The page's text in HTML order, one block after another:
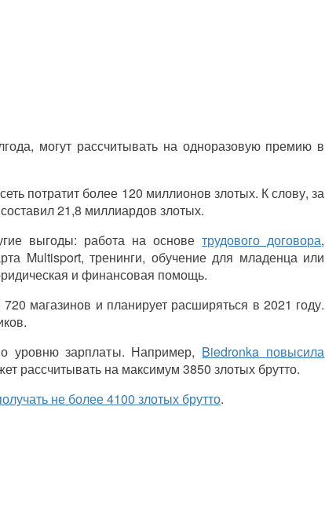
могут рассчитывать на одноразовую премию в
потратит более 120 миллионов злотых. К слову, за
составил 21,8 миллиардов злотых.
выгоды: работа на основетрудового договора,
Multisport, тренинги, обучение для младенца или
и финансовая помощь.
магазинов и планирует расширяться в 2021 году.
уровню зарплаты. Например, Biedronka повысила
рассчитывать на максимум 3850 злотых брутто.
не более 4100 злотых брутто.